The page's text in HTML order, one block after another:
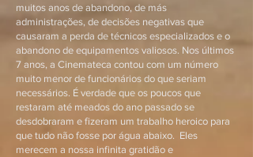
muitos anos de abandono, de más
administrações, de decisões negativas que
causaram a perda de técnicos especializados e o
abandono de equipamentos valiosos. Nos últimos
7 anos, a Cinemateca contou com um número
muito menor de funcionários do que seriam
necessários. É verdade que os poucos que
restaram até meados do ano passado se
desdobraram e fizeram um trabalho heroico para
que tudo não fosse por água abaixo. Eles
merecem a nossa infinita gratidão e